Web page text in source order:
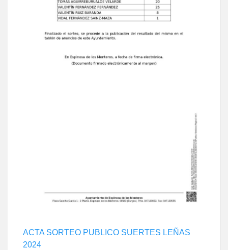
ACTA SORTEO PUBLICO SUERTES LEÑAS
2024